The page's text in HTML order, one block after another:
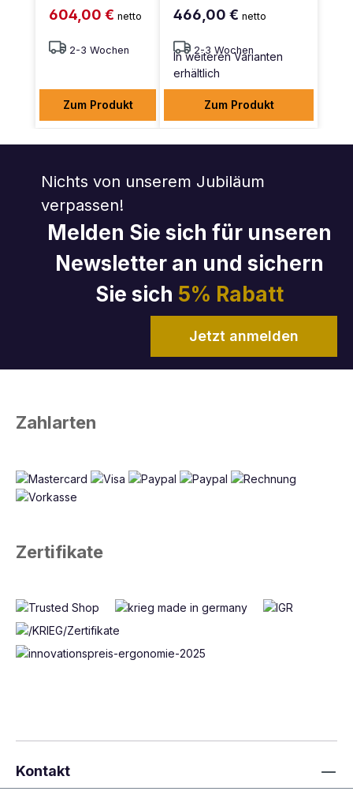
604,00 € netto
2-3 Wochen
Zum Produkt
466,00 €netto
2-3 Wochen
In weiteren Varianten
erhältlich
Zum Produkt
Nichts von unserem Jubiläum
verpassen!
Melden Sie sich für unseren
Newsletter an und sichern
Sie sich 5% Rabatt
Jetzt anmelden
Zahlarten
Zertifikate
Kontakt